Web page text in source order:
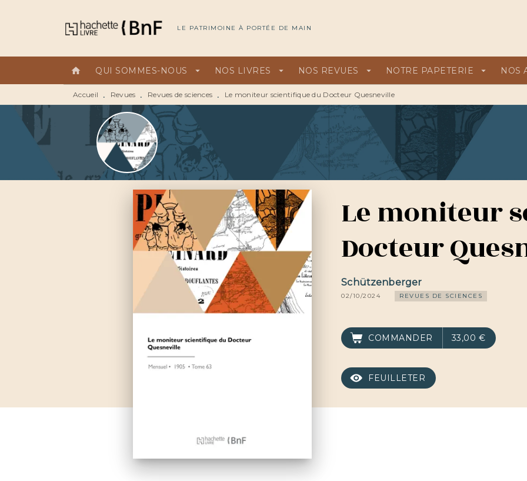
MENU RECHERCHE
LE PATRIMOINE À PORTÉE DE MAIN
home QUI SOMMES-NOUS arrow_drop_down NOS LIVRES arrow_drop_down NOS REVUES arrow_drop_down NOTRE PAPETERIE arrow_drop_down NOS
Accueil • Revues • Revues de sciences • Le moniteur scientifique du Docteur Quesneville
Le moniteur
Docteur
Schützenberger
02/10/2024 REVUES DE SCIENCES
COMMANDER 33,00 €
FEUILLETER